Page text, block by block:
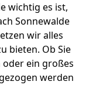
wichtig es ist,
Sonnewalde
wir alles
bieten. Ob Sie
ein großes
werden